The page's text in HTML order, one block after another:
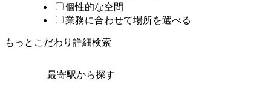
個性的な空間
業務に合わせて場所を選べる
もっとこだわり詳細検索
最寄駅から探す